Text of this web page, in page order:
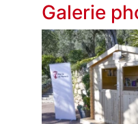
Galerie